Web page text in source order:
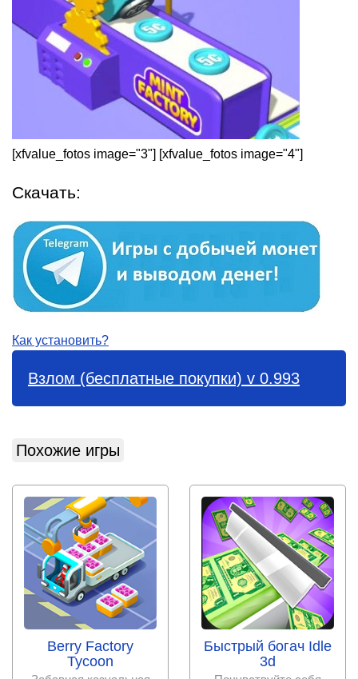
[xfvalue_fotos image="3"] [xfvalue_fotos image="4"]
Скачать:
Как установить?
Взлом (бесплатные покупки) v 0.993
Похожие игры
Berry Factory
Tycoon
Быстрый богач Idle
3d